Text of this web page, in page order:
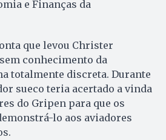
e Finanças da
que levou Christer
conhecimento da
totalmente discreta. Durante
sueco teria acertado a vinda
do Gripen para que os
lo aos aviadores